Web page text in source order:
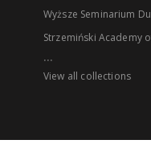
Wyższe Seminarium
Strzemiński Academy
...
View all collections